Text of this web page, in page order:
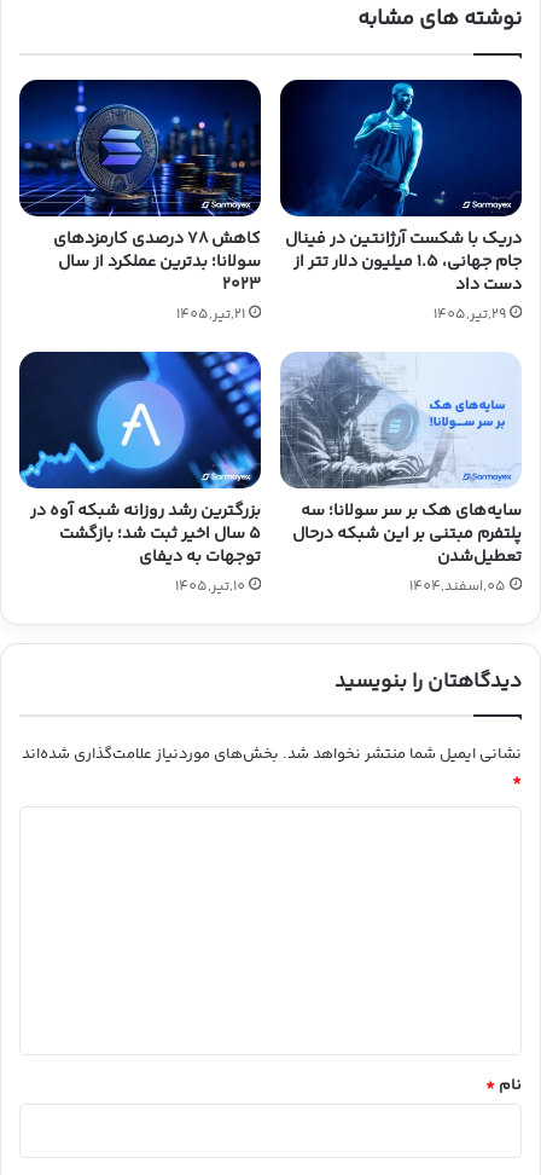
نوشته های مشابه
دریک با شکست آرژانتین در فینال
جام جهانی، ۱.۵ میلیون دلار تتر از
دست داد
29,تیر,1405
کاهش ۷۸ درصدی کارمزدهای
سولانا؛ بدترین عملکرد از سال
۲۰۲۳
21,تیر,1405
سایه‌های هک بر سر سولانا؛ سه
پلتفرم مبتنی بر این شبکه درحال
تعطیل‌شدن
05,اسفند,1404
بزرگترین رشد روزانه شبکه آوه در
۵ سال اخیر ثبت شد؛ بازگشت
توجهات به دیفای
10,تیر,1405
دیدگاهتان را بنویسید
نشانی ایمیل شما منتشر نخواهد شد. بخش‌های موردنیاز علامت‌گذاری شده‌اند
*
نام *